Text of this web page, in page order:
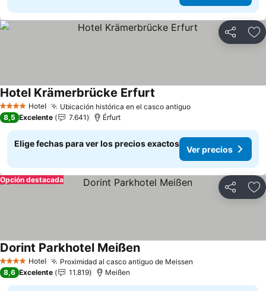
Compartir
4 EstrellasHotel Ubicación histórica en el casco antiguoVer precios
Hotel Krämerbrücke Erfurt
8,5 Excelente 7.641 Érfurt
Elige fechas para ver los precios exactos
Ver precios
Compartir
Opción destacada
4 EstrellasHotel Proximidad al casco antiguo de Meissen
Dorint Parkhotel MeißenVer precios
8,6 Excelente 11.819 Meißen